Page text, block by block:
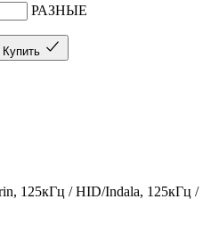
РАЗНЫЕ
Купить
125кГц / HID/Indala, 125кГц /